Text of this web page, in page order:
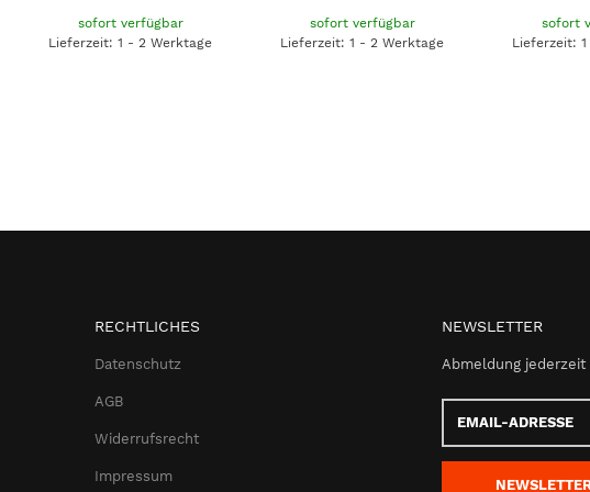
sofort verfügbar
Lieferzeit: 1 - 2 Werktage
sofort verfügbar
Lieferzeit: 1 - 2 Werktage
sofort
Lieferzeit:
RECHTLICHES
Datenschutz
AGB
Widerrufsrecht
Impressum
NEWSLETTER
Abmeldung jederzeit
Email-
Adresse